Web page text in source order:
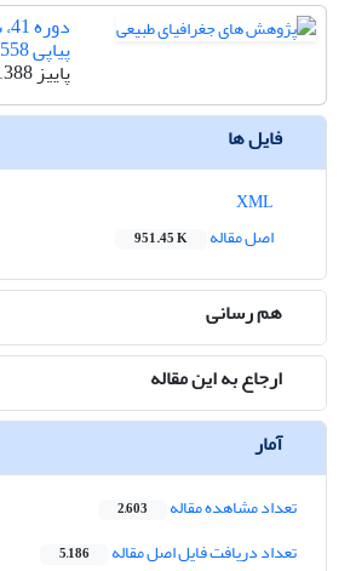
پیاپی 316558
پاییز 1388
فایل ها
اصل مقاله
951.45 K
هم رسانی
ارجاع به این مقاله
آمار
تعداد مشاهده مقاله 2,603
تعداد دریافت فایل اصل مقاله 5,186